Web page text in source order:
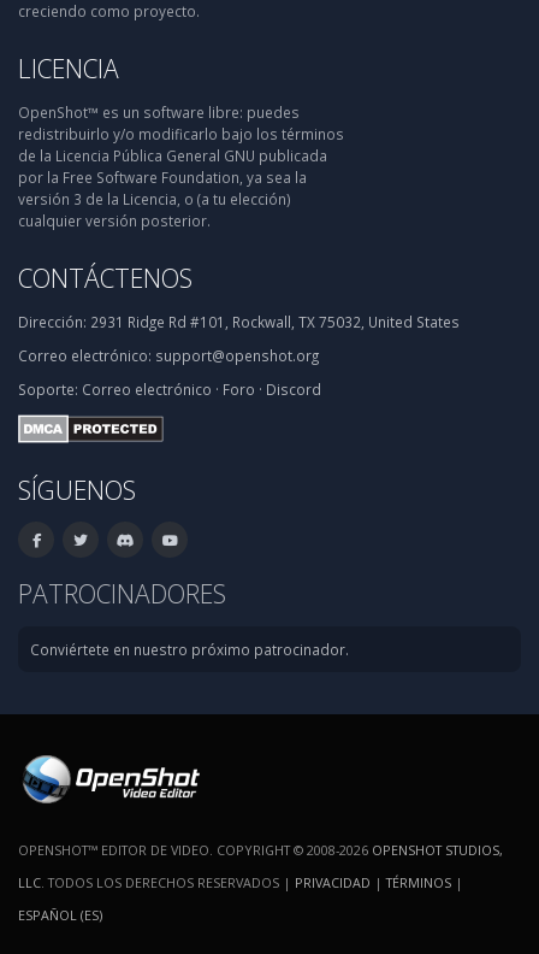
creciendo como proyecto.
LICENCIA
OpenShot™ es un software libre: puedes
redistribuirlo y/o modificarlo bajo los términos
de la Licencia Pública General GNU publicada
por la Free Software Foundation, ya sea la
versión 3 de la Licencia, o (a tu elección)
cualquier versión posterior.
CONTÁCTENOS
Dirección: 2931 Ridge Rd #101, Rockwall, TX 75032, United States
Correo electrónico: support@openshot.org
Soporte: Correo electrónico · Foro · Discord
SÍGUENOS
PATROCINADORES
Conviértete en nuestro próximo patrocinador.
OPENSHOT™ EDITOR DE VIDEO. COPYRIGHT © 2008-2026 OPENSHOT STUDIOS,
LLC . TODOS LOS DERECHOS RESERVADOS | PRIVACIDAD |TÉRMINOS |
ESPAÑOL (ES)